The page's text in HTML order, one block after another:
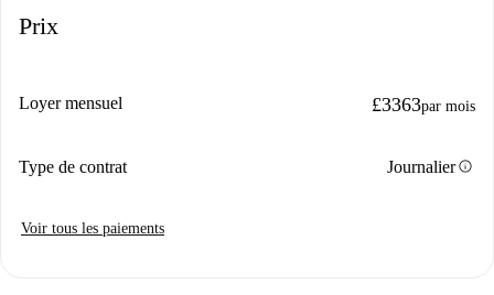
Prix
Loyer mensuel £3363par mois
Type de contrat Journalierinfo
Voir tous les paiements